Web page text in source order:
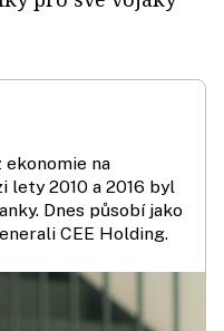
na
lety 2010 a 2016 byl
Dnes působí jako
CEE Holding.